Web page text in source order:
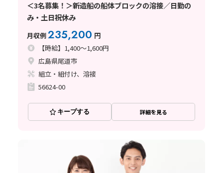
＜3名募集！＞新造船の船体ブロックの溶接／日勤の
み・土日祝休み
月収例235,200 円
【時給】1,400～1,600円
広島県尾道市
組立・組付け、溶接
56624-00
キープする 詳細を見る